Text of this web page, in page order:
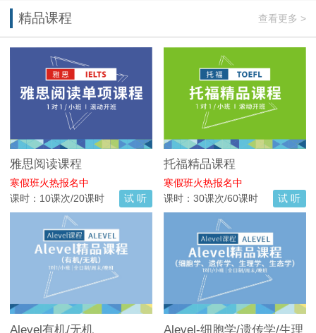
精品课程 查看更多 >
雅思阅读课程
寒假班火热报名中
课时：10课次/20课时
试 听
托福精品课程
寒假班火热报名中
课时：30课次/60课时
试 听
Alevel有机/无机
Alevel-细胞学/遗传学/生理